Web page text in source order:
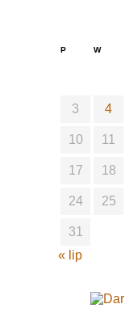
P W
3 4
10 11
17 18
24 25
31
« lip